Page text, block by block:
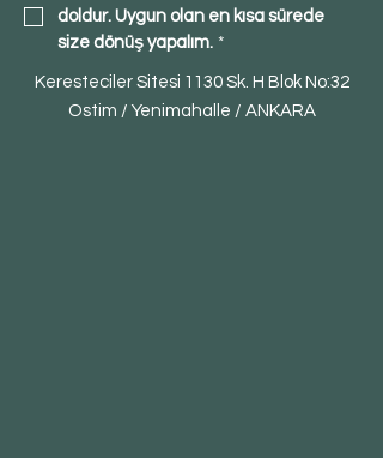
doldur. Uygun olan en kısa sürede
size dönüş yapalım. *
Keresteciler Sitesi 1130 Sk. H Blok No:32
Ostim / Yenimahalle / ANKARA